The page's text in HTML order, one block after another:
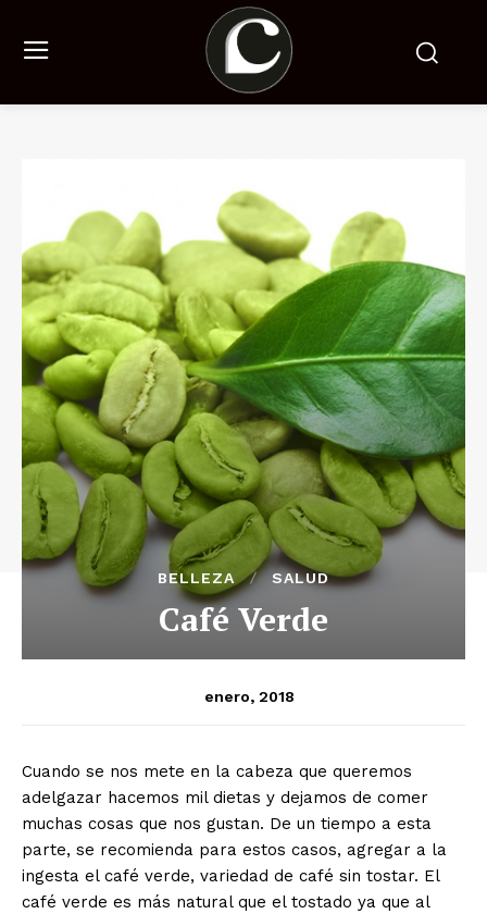
BELLEZA SALUD
Café Verde
enero, 2018
Cuando se nos mete en la cabeza que queremos
adelgazar hacemos mil dietas y dejamos de comer
muchas cosas que nos gustan. De un tiempo a esta
parte, se recomienda para estos casos, agregar a la
ingesta el café verde, variedad de café sin tostar. El
café verde es más natural que el tostado ya que al